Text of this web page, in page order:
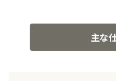
主な